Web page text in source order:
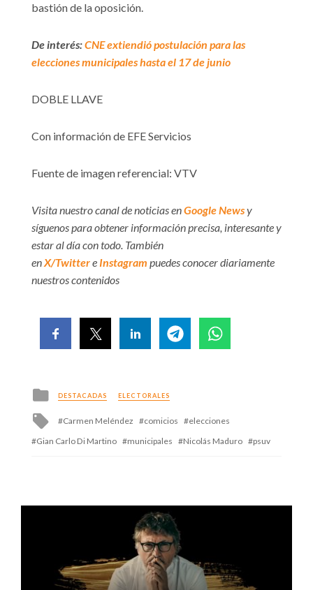
bastión de la oposición.
De interés:CNE extiendió postulación para las
elecciones municipales hasta el 17 de junio
DOBLE LLAVE
Con información de EFE Servicios
Fuente de imagen referencial: VTV
Visita nuestro canal de noticias enGoogle Newsy
síguenos para obtener información precisa, interesante y
estar al día con todo. También
enX/Twittere Instagram puedes conocer diariamente
nuestros contenidos
Posted
in
DESTACADAS ELECTORALES
Tagged
Carmen Meléndez comicios
elecciones
Gian Carlo Di Martino
municipales Nicolás Maduro psuv